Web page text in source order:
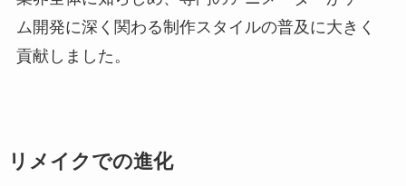
ム開発に深く関わる制作スタイルの普及に大きく
貢献しました。
リメイクでの進化